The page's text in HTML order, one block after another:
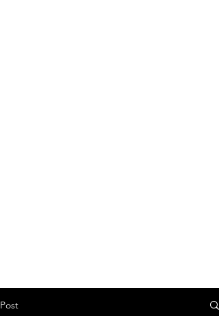
Post